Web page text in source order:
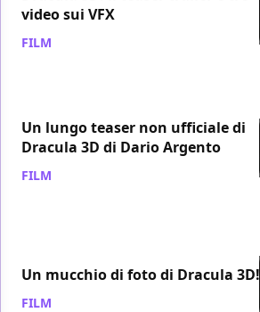
video sui VFX
FILM
Un lungo teaser non ufficiale di
Dracula 3D di Dario Argento
FILM
Un mucchio di foto di Dracula 3D!
FILM